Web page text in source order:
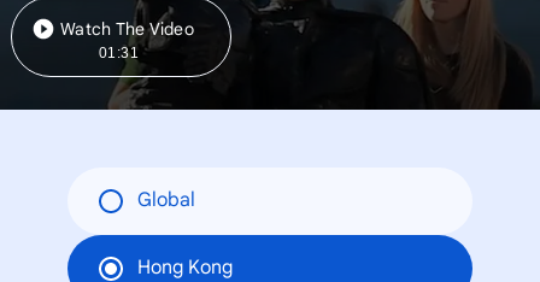
Watch The Video
01:31
Global
Hong Kong